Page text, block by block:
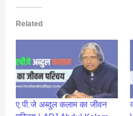
Related
ए.पी.जे अब्दुल कलाम का जीवन